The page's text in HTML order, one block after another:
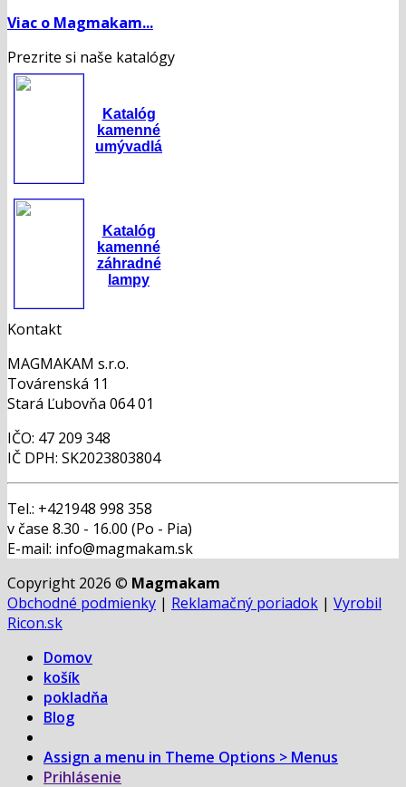
Viac o Magmakam...
Prezrite si naše katalógy
Katalóg
kamenné
umývadlá
Katalóg
kamenné
záhradné
lampy
Kontakt
MAGMAKAM s.r.o.
Továrenská 11
Stará Ľubovňa 064 01
IČO: 47 209 348
IČ DPH: SK2023803804
Tel.: +421948 998 358
v čase 8.30 - 16.00 (Po - Pia)
E-mail: info@magmakam.sk
Copyright 2026 © Magmakam
Obchodné podmienky | Reklamačný poriadok | Vyrobil
Ricon.sk
Domov
košík
pokladňa
Blog
Assign a menu in Theme Options > Menus
Prihlásenie